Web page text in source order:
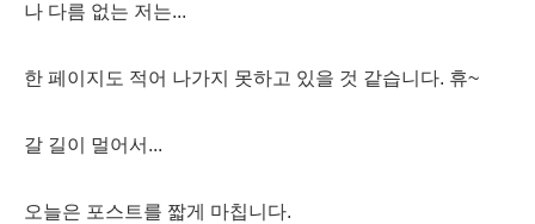
나 다름 없는 저는...
한 페이지도 적어 나가지 못하고 있을 것 같습니다. 휴~
갈 길이 멀어서...
오늘은 포스트를 짧게 마칩니다.